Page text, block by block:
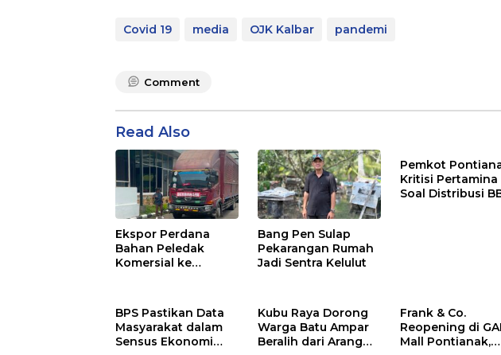
Covid 19 media OJK Kalbar pandemi
Comment
Read Also
Ekspor Perdana
Bahan Peledak
Komersial ke
Bang Pen Sulap
Pekarangan Rumah
Jadi Sentra Kelulut
Pemkot
Kritisi Pertamina
Soal Distribusi
BPS Pastikan Data
Masyarakat dalam
Sensus Ekonomi
Kubu Raya Dorong
Warga Batu Ampar
Beralih dari Arang
Frank & Co.
Reopening di
Mall Pontianak,